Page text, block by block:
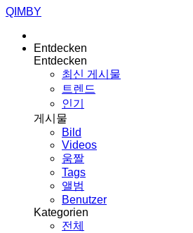
QIMBY
Entdecken
Entdecken
최신 게시물
트렌드
인기
게시물
Bild
Videos
움짤
Tags
앨범
Benutzer
Kategorien
전체